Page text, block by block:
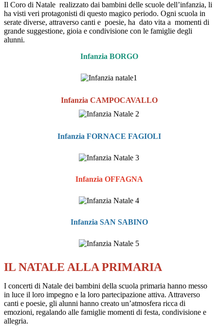
Il Coro di Natale realizzato dai bambini delle scuole dell’infanzia, li
ha visti veri protagonisti di questo magico periodo. Ogni scuola in
serate diverse, attraverso canti e poesie, ha dato vita a momenti di
grande suggestione, gioia e condivisione con le famiglie degli
alunni.
Infanzia BORGO
Infanzia CAMPOCAVALLO
Infanzia FORNACE FAGIOLI
Infanzia OFFAGNA
Infanzia SAN SABINO
IL NATALE ALLA PRIMARIA
I concerti di Natale dei bambini della scuola primaria hanno messo
in luce il loro impegno e la loro partecipazione attiva. Attraverso
canti e poesie, gli alunni hanno creato un’atmosfera ricca di
emozioni, regalando alle famiglie momenti di festa, condivisione e
allegria.